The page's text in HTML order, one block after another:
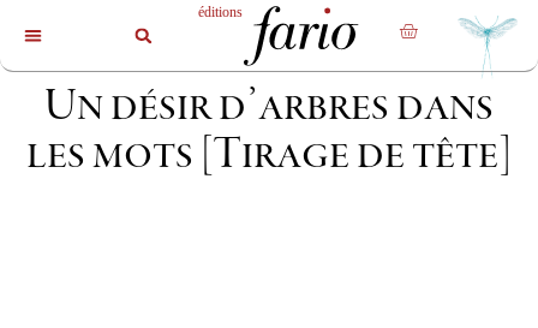
Un désir d’arbres dans
les mots [Tirage de tête]